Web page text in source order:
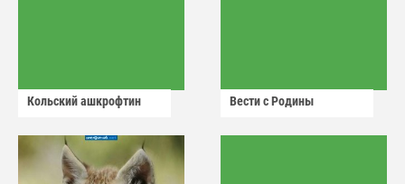
Кольский ашкрофтин Вести с Родины